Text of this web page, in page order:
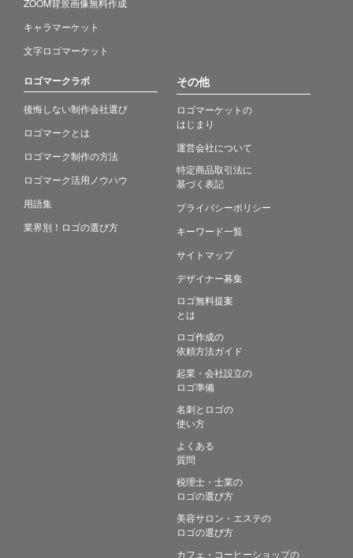
ZOOM背景画像無料作成
キャラマーケット
文字ロゴマーケット
ロゴマークラボ
後悔しない制作会社選び
ロゴマークとは
ロゴマーク制作の方法
ロゴマーク活用ノウハウ
用語集
業界別！ロゴの選び方
その他
ロゴマーケットの
はじまり
運営会社について
特定商品取引法に
基づく表記
プライバシーポリシー
キーワード一覧
サイトマップ
デザイナー募集
ロゴ無料提案
とは
ロゴ作成の
依頼方法ガイド
起業・会社設立の
ロゴ準備
名刺とロゴの
使い方
よくある
質問
税理士・士業の
ロゴの選び方
美容サロン・エステの
ロゴの選び方
カフェ・コーヒーショップの